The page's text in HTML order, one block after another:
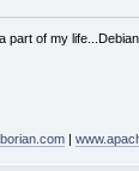
part of my
|